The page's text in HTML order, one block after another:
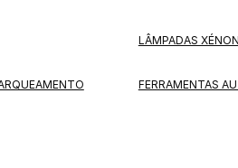
LÂMPADAS
FERRAMENTAS